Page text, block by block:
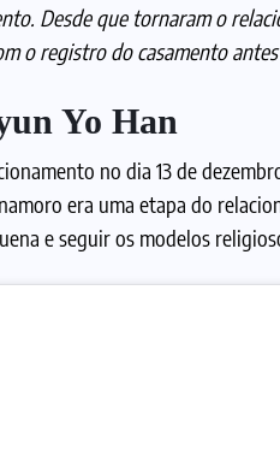
Desde que tornaram o
o registro do casamento
Yo Han
no dia 13 de
era uma etapa do
e seguir os modelos